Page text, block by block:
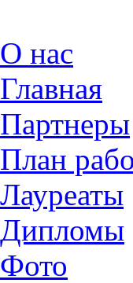
О нас
Главная
Партнеры
План
Лауреаты
Дипломы
Фото